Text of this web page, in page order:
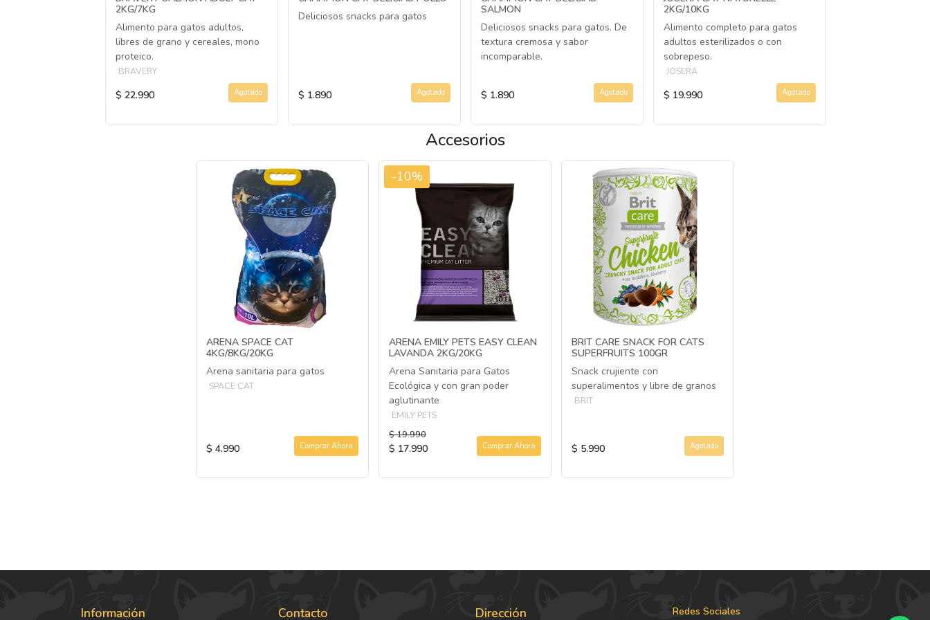
2KG/7KG
Alimento para gatos adultos,
libres de grano y cereales, mono
proteico.
BRAVERY
$ 22.990 Agotado
Deliciosos snacks para gatos
$ 1.890 Agotado
SALMON
Deliciosos snacks para gatos. De
textura cremosa y sabor
incomparable.
$ 1.890 Agotado
2KG/10KG
Alimento completo para gatos
adultos esterilizados o con
sobrepeso.
JOSERA
$ 19.990 Agotado
Accesorios
ARENA SPACE CAT
4KG/8KG/20KG
Arena sanitaria para gatos
SPACE CAT
$ 4.990 Comprar Ahora
-10%
ARENA EMILY PETS EASY CLEAN
LAVANDA 2KG/20KG
Arena Sanitaria para Gatos
Ecológica y con gran poder
aglutinante
EMILY PETS
$ 19.990
$ 17.990 Comprar Ahora
BRIT CARE SNACK FOR CATS
SUPERFRUITS 100GR
Snack crujiente con
superalimentos y libre de granos
BRIT
$ 5.990 Agotado
Información Contacto Dirección Redes Sociales